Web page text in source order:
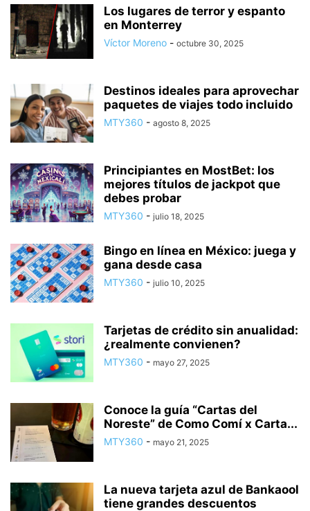
Los lugares de terror y espanto
en Monterrey
Víctor Moreno - octubre 30, 2025
Destinos ideales para aprovechar
paquetes de viajes todo incluido
MTY360 - agosto 8, 2025
Principiantes en MostBet: los
mejores títulos de jackpot que
debes probar
MTY360 - julio 18, 2025
Bingo en línea en México: juega y
gana desde casa
MTY360 - julio 10, 2025
Tarjetas de crédito sin anualidad:
¿realmente convienen?
MTY360 - mayo 27, 2025
Conoce la guía “Cartas del
Noreste” de Como Comí x Carta...
MTY360 - mayo 21, 2025
La nueva tarjeta azul de Bankaool
tiene grandes descuentos